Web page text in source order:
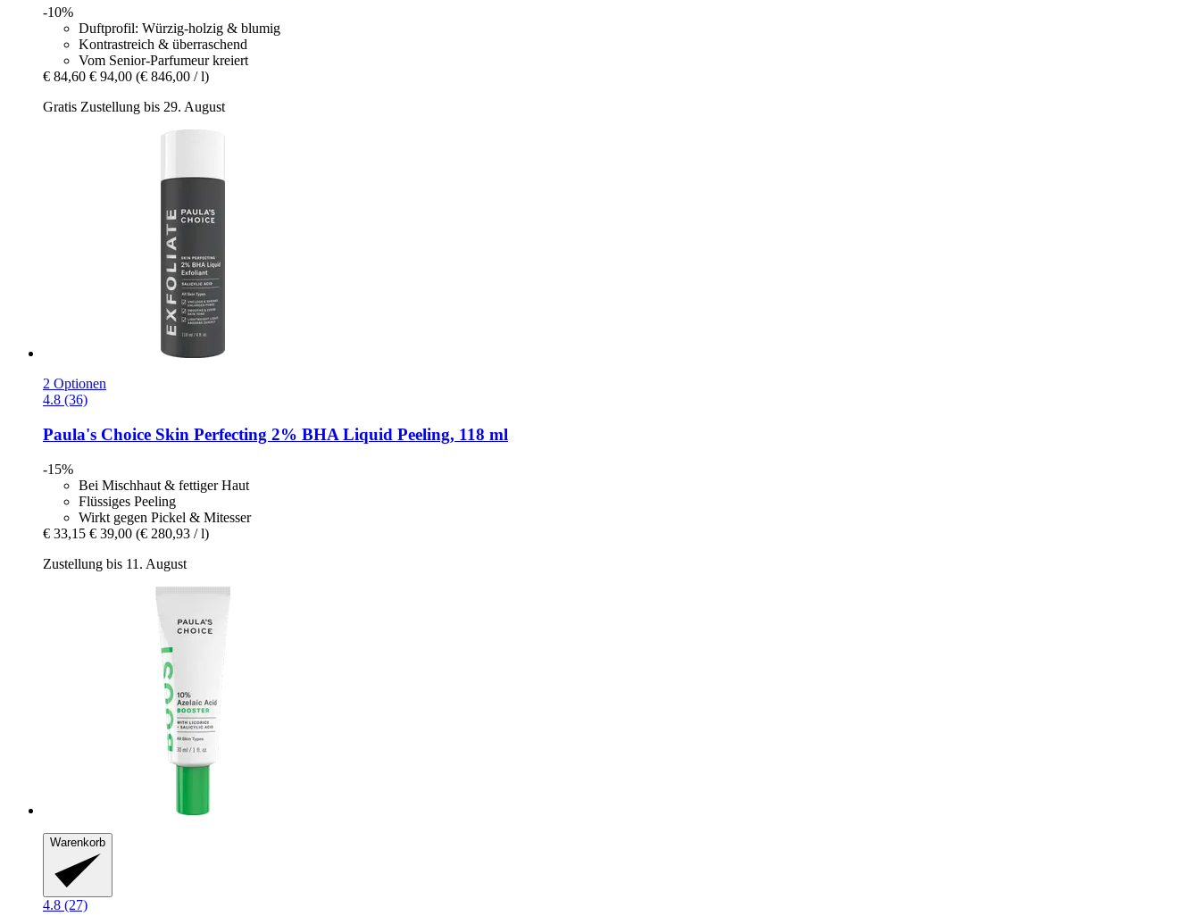
-10%
Duftprofil: Würzig-holzig & blumig
Kontrastreich & überraschend
Vom Senior-Parfumeur kreiert
€ 84,60 € 94,00 (€ 846,00 / l)
Gratis Zustellung bis 29. August
2 Optionen
4.8 (36)
Paula's Choice Skin Perfecting 2% BHA Liquid Peeling, 118 ml
-15%
Bei Mischhaut & fettiger Haut
Flüssiges Peeling
Wirkt gegen Pickel & Mitesser
€ 33,15 € 39,00 (€ 280,93 / l)
Zustellung bis 11. August
Warenkorb
4.8 (27)